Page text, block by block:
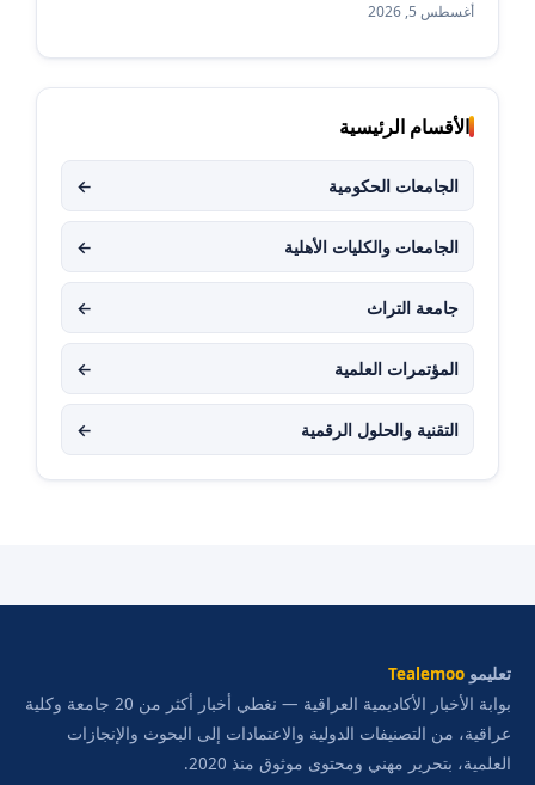
أغسطس 5, 2026
الأقسام الرئيسية
الجامعات الحكومية ←
الجامعات والكليات الأهلية ←
جامعة التراث ←
المؤتمرات العلمية ←
التقنية والحلول الرقمية ←
تعليمو Tealemoo
بوابة الأخبار الأكاديمية العراقية — نغطي أخبار أكثر من 20 جامعة وكلية
عراقية، من التصنيفات الدولية والاعتمادات إلى البحوث والإنجازات
العلمية، بتحرير مهني ومحتوى موثوق منذ 2020.